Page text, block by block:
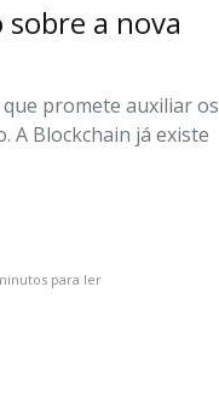
a nova
promete auxiliar os
A Blockchain já existe
para ler